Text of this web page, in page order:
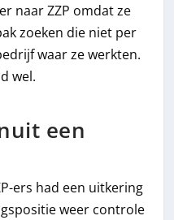
naar ZZP omdat ze
zoeken die niet per
waar ze werkten.
wel.
een
ers had een uitkering
weer controle